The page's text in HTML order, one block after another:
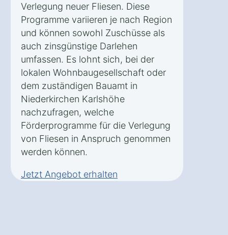
Verlegung neuer Fliesen. Diese
Programme variieren je nach Region
und können sowohl Zuschüsse als
auch zinsgünstige Darlehen
umfassen. Es lohnt sich, bei der
lokalen Wohnbaugesellschaft oder
dem zuständigen Bauamt in
Niederkirchen Karlshöhe
nachzufragen, welche
Förderprogramme für die Verlegung
von Fliesen in Anspruch genommen
werden können.
Jetzt Angebot erhalten